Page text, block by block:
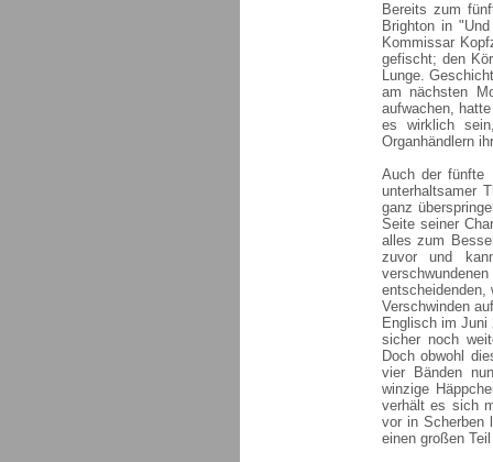
Bereits zum
Brighton in
Kommissar
gefischt; den
Lunge.
am nächsten
aufwachen,
es wirklich
Organhändlern
Auch der fünfte
unterhaltsamer
ganz
Seite seiner
alles zum
zuvor und
Verschwinden
Englisch im Juni
sicher noch
Doch obwohl
vier Bänden
winzige
verhält es sich
vor in Scherben
einen großen